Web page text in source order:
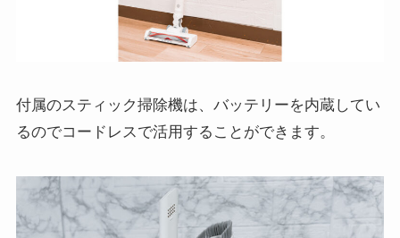
付属のスティック掃除機は、バッテリーを内蔵してい
るのでコードレスで活用することができます。